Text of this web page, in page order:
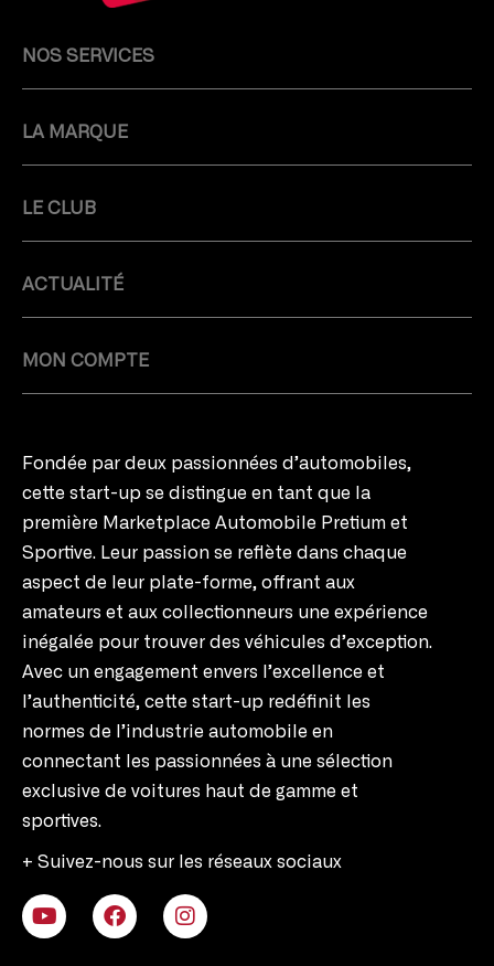
NOS SERVICES
LA MARQUE
LE CLUB
ACTUALITÉ
MON COMPTE
Fondée par deux passionnées d’automobiles,
cette start-up se distingue en tant que la
première Marketplace Automobile Pretium et
Sportive. Leur passion se reflète dans chaque
aspect de leur plate-forme, offrant aux
amateurs et aux collectionneurs une expérience
inégalée pour trouver des véhicules d’exception.
Avec un engagement envers l’excellence et
l’authenticité, cette start-up redéfinit les
normes de l’industrie automobile en
connectant les passionnées à une sélection
exclusive de voitures haut de gamme et
sportives.
+ Suivez-nous sur les réseaux sociaux